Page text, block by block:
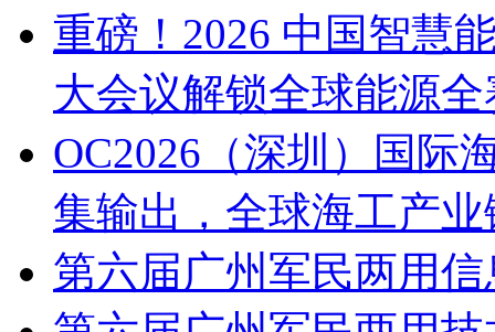
重磅！2026 中国智慧
大会议解锁全球能源全
OC2026（深圳）国际
集输出，全球海工产
第六届广州军民两用